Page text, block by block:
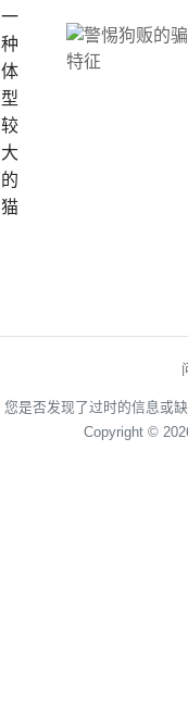
一
种
体
型
较
大
的
猫
您是否发现了过时的信息或
Copyright ©